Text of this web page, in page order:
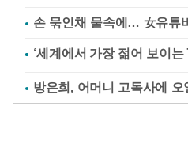
손 묶인채 물속에… 女유튜
방은희, 어머니 고독사에